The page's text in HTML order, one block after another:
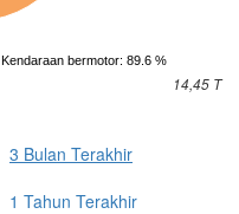
Kendaraan bermotor: 89.6 %
14,45 T
3 Bulan Terakhir
1 Tahun Terakhir